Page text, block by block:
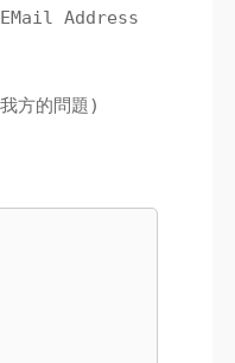
EMail Address
方的問題)